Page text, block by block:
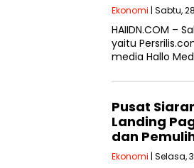
Ekonomi | Sabtu,
HAIIDN.COM –
yaitu
media Hallo
Pusat
Landing
dan
Ekonomi | Selasa,